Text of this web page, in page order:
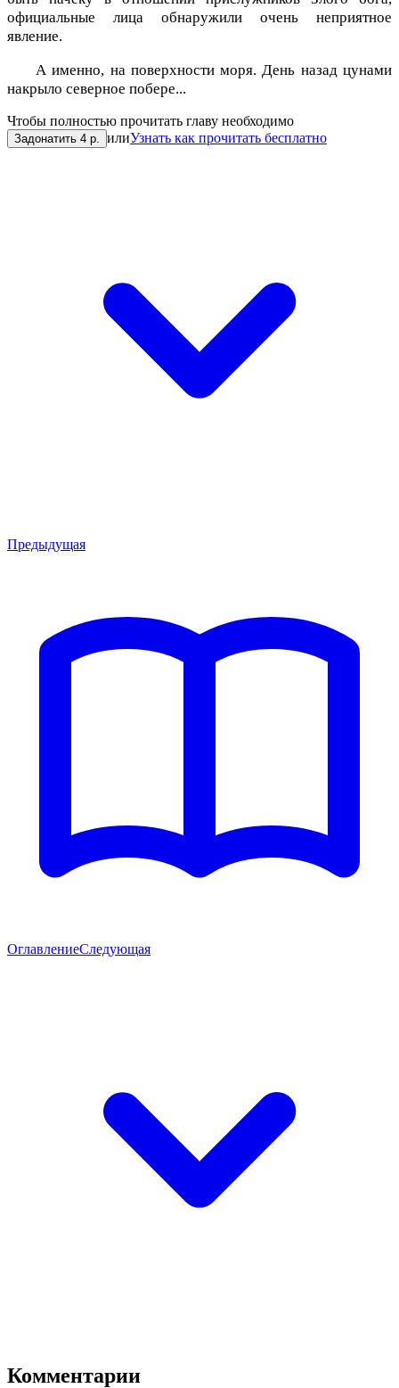
официальные лица обнаружили очень неприятное
явление.
А именно, на поверхности моря. День назад цунами
накрыло северное побере...
Чтобы полностью прочитать главу необходимо
Задонатить 4 р. илиУзнать как прочитать бесплатно
Предыдущая
ОглавлениеСледующая
Комментарии